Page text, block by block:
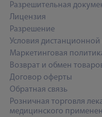
Разрешительная
Лицензия
Разрешение
Условия
Маркетинговая
Возврат и обмен
Договор оферты
Обратная связь
Розничная торговля
медицинского